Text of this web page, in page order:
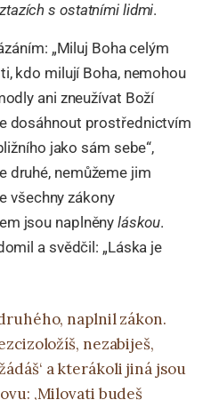
s ostatními lidmi.
„Miluj Boha celým
kdo milují Boha, nemohou
ani zneužívat Boží
dosáhnout prostřednictvím
jako sám sebe“,
druhé, nemůžeme jim
všechny zákony
jsou naplněnyláskou.
a svědčil: „Láska je
naplnil zákon.
nezabiješ,
a kterákoli jiná jsou
‚Milovati budeš